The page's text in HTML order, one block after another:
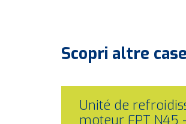
Scopri altre
Unité de
moteur FPT N45